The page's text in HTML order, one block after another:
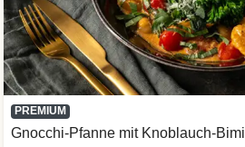
PREMIUM
Gnocchi-Pfanne mit Knoblauch-Bimi